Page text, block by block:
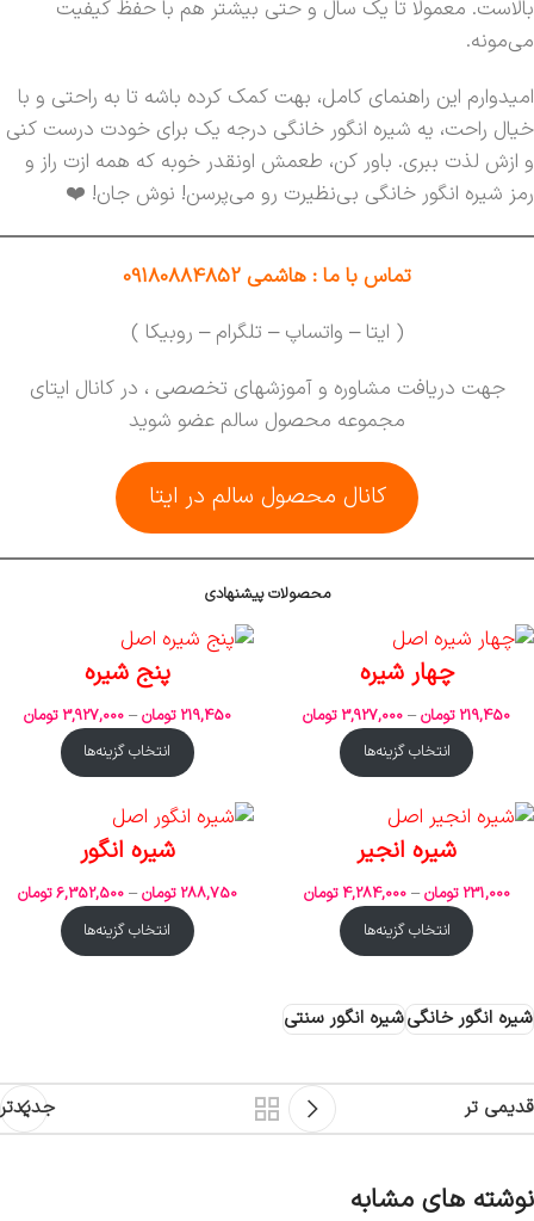
بالاست. معمولا تا یک سال و حتی بیشتر هم با حفظ کیفیت
می‌مونه.
امیدوارم این راهنمای کامل، بهت کمک کرده باشه تا به راحتی و با
خیال راحت، یه شیره انگور خانگی درجه یک برای خودت درست کنی
و ازش لذت ببری. باور کن، طعمش اونقدر خوبه که همه ازت راز و
رمز شیره انگور خانگی بی‌نظیرت رو می‌پرسن! نوش جان! ❤️
تماس با ما : هاشمی 09180884852
( ایتا – واتساپ – تلگرام – روبیکا )
جهت دریافت مشاوره و آموزشهای تخصصی ، در کانال ایتای
مجموعه محصول سالم عضو شوید
کانال محصول سالم در ایتا
محصولات پیشنهادی
چهار شیره
219,450 تومان –
3,927,000 تومان
انتخاب گزینه‌ها
پنج شیره
219,450 تومان –
3,927,000 تومان
انتخاب گزینه‌ها
شیره انجیر
231,000 تومان –
4,284,000 تومان
انتخاب گزینه‌ها
شیره انگور
288,750 تومان –
6,352,500 تومان
انتخاب گزینه‌ها
شیره انگور خانگیشیره انگور سنتی
جدیدتر قدیمی تر
نوشته های مشابه